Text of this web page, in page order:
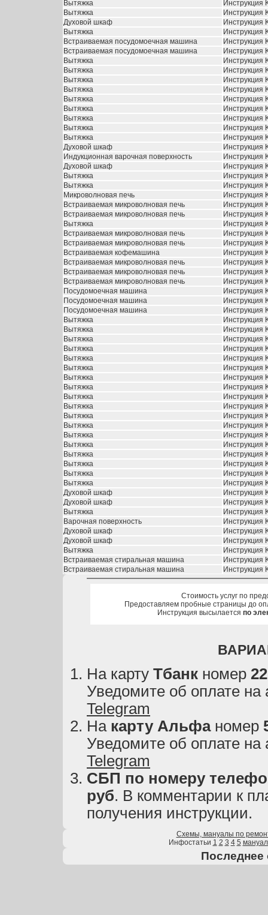
Вытяжка
Инструкция
Вытяжка
Инструкция
Духовой шкаф
Инструкция
Вытяжка
Инструкция
Встраиваемая посудомоечная машина
Инструкция
Встраиваемая посудомоечная машина
Инструкция
Вытяжка
Инструкция
Вытяжка
Инструкция
Вытяжка
Инструкция
Вытяжка
Инструкция
Вытяжка
Инструкция
Вытяжка
Инструкция
Вытяжка
Инструкция
Вытяжка
Инструкция
Вытяжка
Инструкция
Духовой шкаф
Инструкция
Индукционная варочная поверхность
Инструкция
Духовой шкаф
Инструкция
Вытяжка
Инструкция
Вытяжка
Инструкция
Микроволновая печь
Инструкция
Встраиваемая микроволновая печь
Инструкция
Встраиваемая микроволновая печь
Инструкция
Вытяжка
Инструкция
Встраиваемая микроволновая печь
Инструкция
Встраиваемая микроволновая печь
Инструкция
Встраиваемая кофемашина
Инструкция
Встраиваемая микроволновая печь
Инструкция
Встраиваемая микроволновая печь
Инструкция
Встраиваемая микроволновая печь
Инструкция
Посудомоечная машина
Инструкция
Посудомоечная машина
Инструкция
Посудомоечная машина
Инструкция
Вытяжка
Инструкция
Вытяжка
Инструкция
Вытяжка
Инструкция
Вытяжка
Инструкция
Вытяжка
Инструкция
Вытяжка
Инструкция
Вытяжка
Инструкция
Вытяжка
Инструкция
Вытяжка
Инструкция
Вытяжка
Инструкция
Вытяжка
Инструкция
Вытяжка
Инструкция
Вытяжка
Инструкция
Вытяжка
Инструкция
Вытяжка
Инструкция
Вытяжка
Инструкция
Вытяжка
Инструкция
Вытяжка
Инструкция
Духовой шкаф
Инструкция
Духовой шкаф
Инструкция
Вытяжка
Инструкция
Варочная поверхность
Инструкция
Духовой шкаф
Инструкция
Духовой шкаф
Инструкция
Вытяжка
Инструкция
Встраиваемая стиральная машина
Инструкция
Встраиваемая стиральная машина
Инструкция
Стоимость услуг по
Предоставляем пробные страницы до
Инструкция высылается по
На карту Тбанк номер
Уведомите об оплате на
Telegram
На карту Альфаномер
Уведомите об оплате на
Telegram
СБП по номеру
руб. В комментарии к
получения инструкции.
Схемы, мануалы по
Инфостатьи 1 2 3 4 5